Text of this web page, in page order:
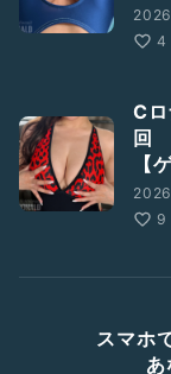
4
C
【
9
スマホ